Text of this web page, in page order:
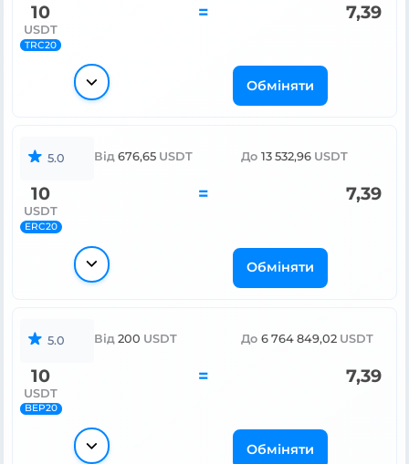
10
USDT
TRC20
= 7,39
Обміняти
5.0 Від 676,65 USDT До 13 532,96 USDT
10
USDT
ERC20
= 7,39
Обміняти
5.0 Від 200 USDT До 6 764 849,02 USDT
10
USDT
BEP20
= 7,39
Обміняти